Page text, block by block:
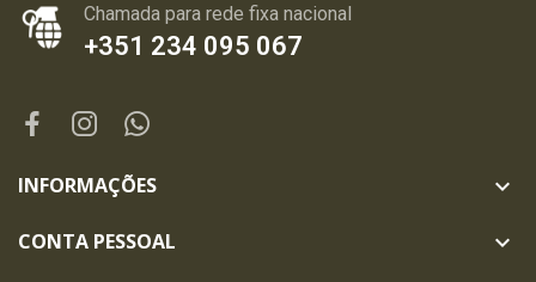
Chamada para rede fixa nacional
+351 234 095 067
INFORMAÇÕES 
CONTA PESSOAL 